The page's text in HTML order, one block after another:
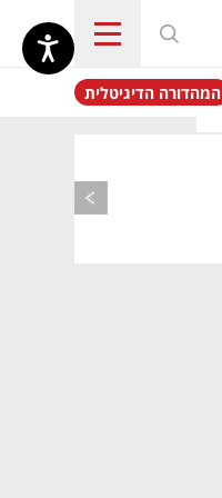
נפתח בכרטיסייה חדשה
המהדורה הדיגיטלית